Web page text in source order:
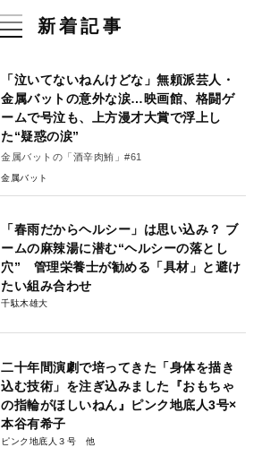
新着記事
「泣いてないねんけどな」無頼派芸人・
金属バットの意外な涙…映画館、格闘ゲ
ームで号泣も、上方漫才大賞で浮上し
た“疑惑の涙”
金属バットの「酒辛肉鮪」#61
金属バット
「春雨だからヘルシー」は思い込み？ ブ
ームの麻辣湯に潜む“ヘルシーの落とし
穴” 管理栄養士が勧める「具材」と避け
たい組み合わせ
千駄木雄大
二十年間演劇で培ってきた「身体を描き
込む技術」を注ぎ込みました『おもちゃ
の指輪がほしいねん』ピンク地底人3号×
本谷有希子
ピンク地底人３号